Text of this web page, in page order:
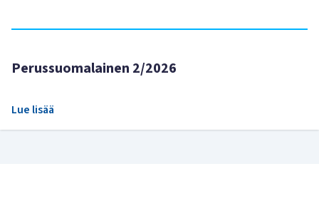
Perussuomalainen 2/2026
Lue lisää